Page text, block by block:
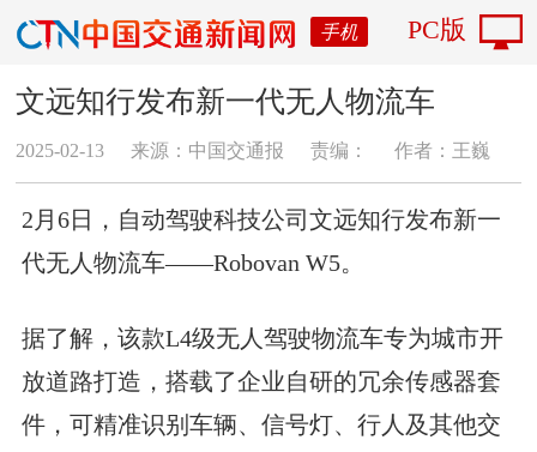
手机 PC版
文远知行发布新一代无人物流车
2025-02-13 来源：中国交通报 责编： 作者：王巍
2月6日，自动驾驶科技公司文远知行发布新一
代无人物流车——Robovan W5。
据了解，该款L4级无人驾驶物流车专为城市开
放道路打造，搭载了企业自研的冗余传感器套
件，可精准识别车辆、信号灯、行人及其他交